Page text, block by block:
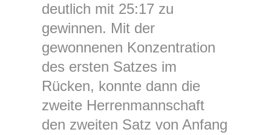
deutlich mit 25:17 zu
gewinnen. Mit der
gewonnenen Konzentration
des ersten Satzes im
Rücken, konnte dann die
zweite Herrenmannschaft
den zweiten Satz von Anfang